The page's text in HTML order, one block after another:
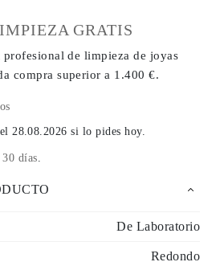
GRATIS
de limpieza de joyas
comprasuperior a 1.400 €.
el28.08.2026 si lo pides hoy.
días.
De Laboratorio
Redondo